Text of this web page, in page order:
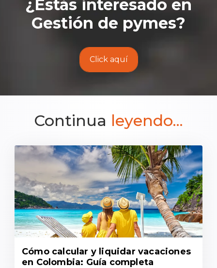
¿Estás interesado en
Gestión de pymes?
Click aquí
Continua leyendo...
Cómo calcular y liquidar vacaciones
en Colombia: Guía completa